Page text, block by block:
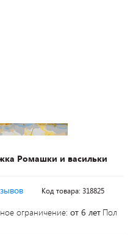
Ромашки и васильки
Код товара: 318825
ограничение: от 6 лет Пол